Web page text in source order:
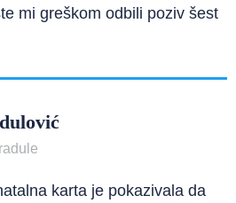
mi greškom odbili poziv šest
karta je pokazivala da